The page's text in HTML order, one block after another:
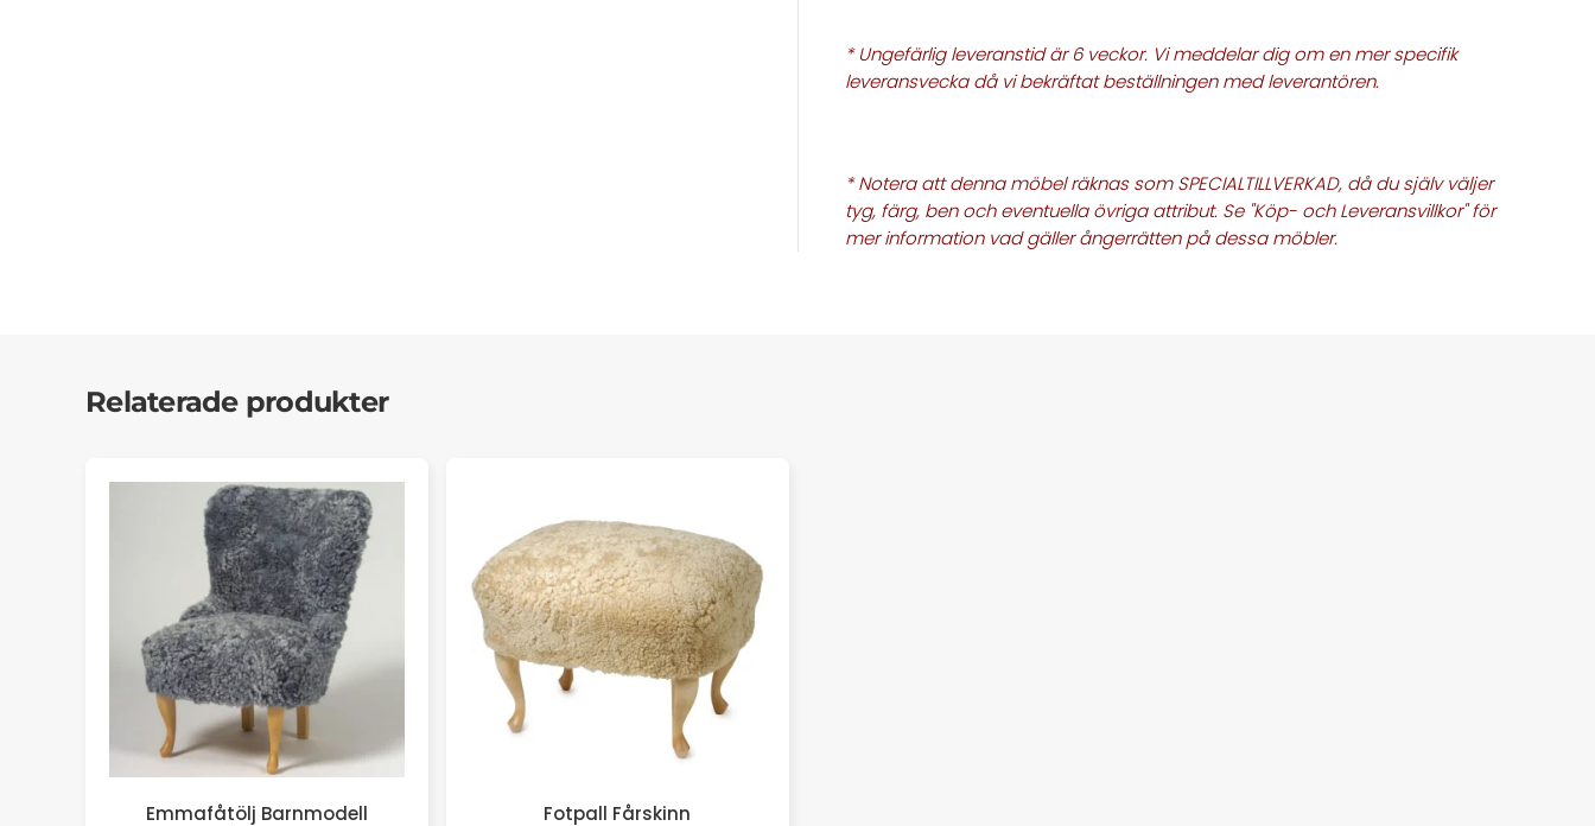
* Ungefärlig leveranstid är 6 veckor. Vi meddelar dig om en mer specifik
leveransvecka då vi bekräftat beställningen med leverantören.
* Notera att denna möbel räknas som SPECIALTILLVERKAD, då du själv väljer
tyg, färg, ben och eventuella övriga attribut. Se "Köp- och Leveransvillkor" för
mer information vad gäller ångerrätten på dessa möbler.
Relaterade produkter
Emmafåtölj Barnmodell
Fotpall Fårskinn